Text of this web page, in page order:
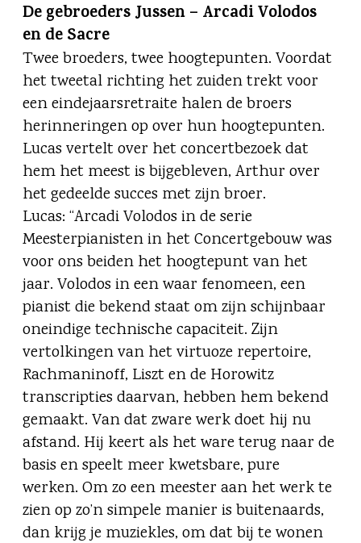
De gebroeders Jussen – Arcadi Volodos
en de Sacre
Twee broeders, twee hoogtepunten. Voordat
het tweetal richting het zuiden trekt voor
een eindejaarsretraite halen de broers
herinneringen op over hun hoogtepunten.
Lucas vertelt over het concertbezoek dat
hem het meest is bijgebleven, Arthur over
het gedeelde succes met zijn broer.
Lucas: “Arcadi Volodos in de serie
Meesterpianisten in het Concertgebouw was
voor ons beiden het hoogtepunt van het
jaar. Volodos in een waar fenomeen, een
pianist die bekend staat om zijn schijnbaar
oneindige technische capaciteit. Zijn
vertolkingen van het virtuoze repertoire,
Rachmaninoff, Liszt en de Horowitz
transcripties daarvan, hebben hem bekend
gemaakt. Van dat zware werk doet hij nu
afstand. Hij keert als het ware terug naar de
basis en speelt meer kwetsbare, pure
werken. Om zo een meester aan het werk te
zien op zo’n simpele manier is buitenaards,
dan krijg je muziekles, om dat bij te wonen